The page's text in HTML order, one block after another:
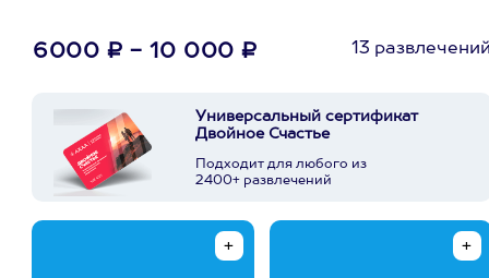
6000 ₽ - 10 000 ₽ 13
Универсальный сертификат
Двойное Счастье
Подходит для любого из
2400+ развлечений